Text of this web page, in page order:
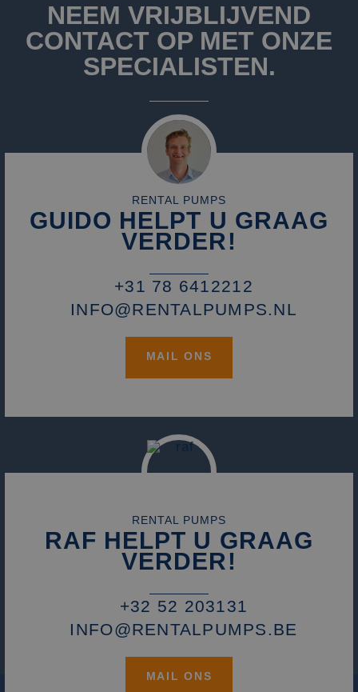
NEEM VRIJBLIJVEND
CONTACT OP MET ONZE
SPECIALISTEN.
RENTAL PUMPS
GUIDO HELPT U GRAAG
VERDER!
+31 78 6412212
INFO@RENTALPUMPS.NL
MAIL ONS
RENTAL PUMPS
RAF HELPT U GRAAG
VERDER!
+32 52 203131
INFO@RENTALPUMPS.BE
MAIL ONS